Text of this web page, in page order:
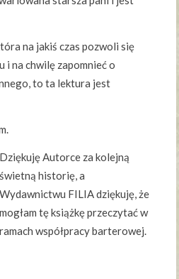
na jakiś czas pozwoli się
i na chwilę zapomnieć o
to ta lektura jest
Dziękuję Autorce za kolejną
świetną historię, a
Wydawnictwu FILIA dziękuję, że
mogłam tę książkę przeczytać w
ramach współpracy barterowej.